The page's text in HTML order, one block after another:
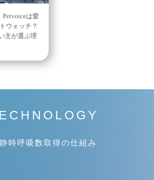
Petvoiceは愛
ウォッチ？
主が選ぶ理
時呼吸数取得の仕組み